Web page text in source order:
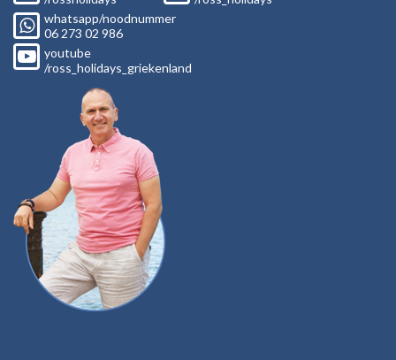
whatsapp/noodnummer
06 273 02 986
youtube
/ross_holidays_griekenland